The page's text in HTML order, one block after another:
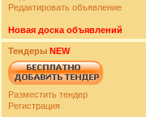
Редактировать объявление
Новая доска объявлений
Тендеры NEW
Разместить тендер
Регистрация